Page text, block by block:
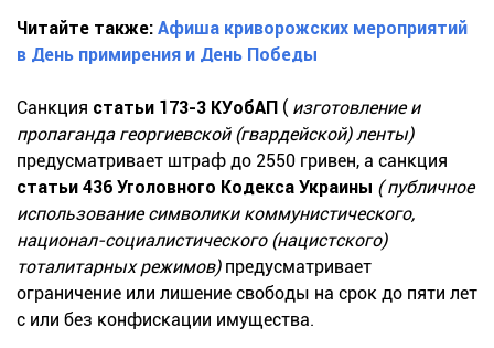
Читайте также: Афиша криворожских мероприятий
в День примирения и День Победы
Санкция статьи 173-3 КУобАП ( изготовление и
пропаганда георгиевской (гвардейской) ленты)
предусматривает штраф до 2550 гривен, а санкция
статьи 436 Уголовного Кодекса Украины ( публичное
использование символики коммунистического,
национал-социалистического (нацистского)
тоталитарных режимов)предусматривает
ограничение или лишение свободы на срок до пяти лет
с или без конфискации имущества.